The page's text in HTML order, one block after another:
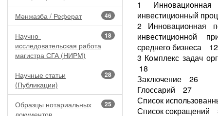
46
Мәнжазба / Реферат
18
Научно-
исследовательская работа
магистра СГА (НИРМ)
28
Научные статьи
(Публикации)
25
Образцы нотариальных
документов
1
инвестиционный
2 Инновационная
инвестиционной
среднего бизнеса 12
3 Комплекс задач
18
Заключение 26
Глоссарий 27
Список
Список сокращений